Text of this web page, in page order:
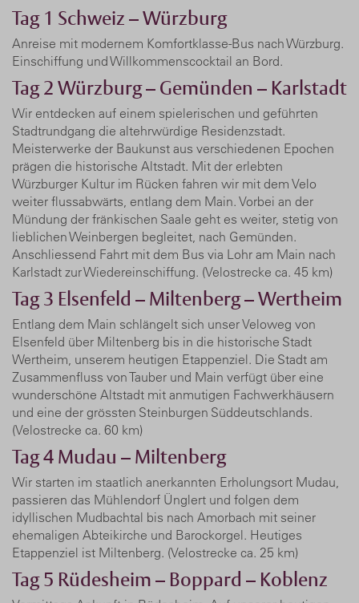
Tag 1 Schweiz – Würzburg
Anreise mit modernem Komfortklasse-Bus nach Würzburg.
Einschiffung und Willkommenscocktail an Bord.
Tag 2 Würzburg – Gemünden – Karlstadt
Wir entdecken auf einem spielerischen und geführten
Stadtrundgang die altehrwürdige Residenzstadt.
Meisterwerke der Baukunst aus verschiedenen Epochen
prägen die historische Altstadt. Mit der erlebten
Würzburger Kultur im Rücken fahren wir mit dem Velo
weiter flussabwärts, entlang dem Main. Vorbei an der
Mündung der fränkischen Saale geht es weiter, stetig von
lieblichen Weinbergen begleitet, nach Gemünden.
Anschliessend Fahrt mit dem Bus via Lohr am Main nach
Karlstadt zur Wiedereinschiffung. (Velostrecke ca. 45 km)
Tag 3 Elsenfeld – Miltenberg – Wertheim
Entlang dem Main schlängelt sich unser Veloweg von
Elsenfeld über Miltenberg bis in die historische Stadt
Wertheim, unserem heutigen Etappenziel. Die Stadt am
Zusammenfluss von Tauber und Main verfügt über eine
wunderschöne Altstadt mit anmutigen Fachwerkhäusern
und eine der grössten Steinburgen Süddeutschlands.
(Velostrecke ca. 60 km)
Tag 4 Mudau – Miltenberg
Wir starten im staatlich anerkannten Erholungsort Mudau,
passieren das Mühlendorf Ünglert und folgen dem
idyllischen Mudbachtal bis nach Amorbach mit seiner
ehemaligen Abteikirche und Barockorgel. Heutiges
Etappenziel ist Miltenberg. (Velostrecke ca. 25 km)
Tag 5 Rüdesheim – Boppard – Koblenz